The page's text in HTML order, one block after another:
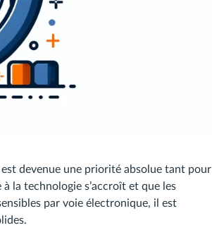
devenue une priorité absolue tant pour
la technologie s’accroît et que les
par voie électronique, il est